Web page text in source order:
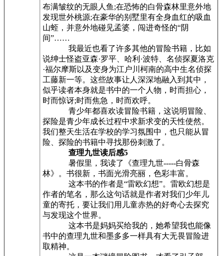
布满皱纹的无眼人鱼;在恐怖的白骨森林里意外地
发现世外桃源;在豪华的别墅里有全身血红的吸血
山蛭，并意外地碰见孟婆，闯进奇怪的“阴
间”……
我最近也看了许多其他的冒险书籍，比如
说绅士怪盗亚森·罗平、哈利·波特、名侦探夏洛克
·福尔摩斯以及变身为江户川柯南的高中生名侦探
工藤新一等。这些故事让人深深地融入到其中，
似乎读者本身就是书中的一个人物，时而担心，
时而惊讶;时而焦急，时而欢呼。
青少年都喜欢读冒险书籍，这说明冒险、
探险是青少年成长过程中求新求变的天性使然。
我们整天生活在学校的学习氛围中，也只能从冒
险、探险的书籍中寻找那份刺激了。
查理九世读后感5
暑假里，我读了《查理九世-----白骨森
林》。书很新，书面光滑亮丽，色彩丰富。
这本书的作者是“雷欧幻想”。雷欧幻想是
作者的笔名，那么这句话就是作者对我们少年儿
童的寄托，要让我们用儿童赤热的好奇心去探究
与发现这个世界。
这本书是妈妈买给我的，她希望我也能像
书中的查理九世和墨多多一样具有大无畏冒险进
取精神。